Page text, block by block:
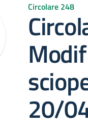
Circolare 248
20/